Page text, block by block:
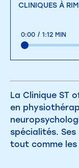
CLINIQUES À
0:00 / 1:12 MIN
La Clinique ST
en
spécialités.
tout comme les